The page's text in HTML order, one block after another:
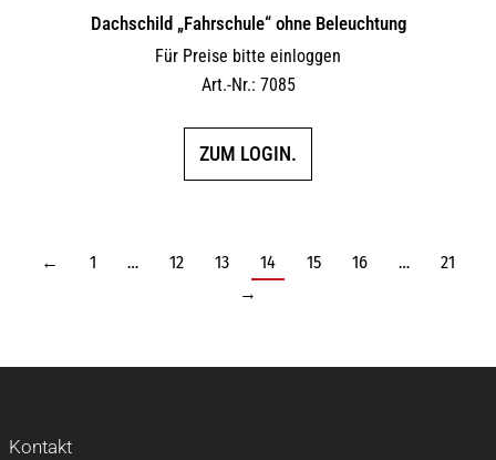
Dachschild „Fahrschule“ ohne Beleuchtung
Für Preise bitte einloggen
Art.-Nr.: 7085
ZUM LOGIN.
← 1 … 12 13 14 15 16 …
21
→
Kontakt